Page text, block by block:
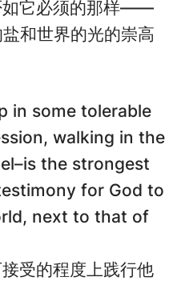
如它必须的那样——
和世界的光的崇高
in some tolerable
walking in the
the strongest
for God to
next to that of
受的程度上践行他